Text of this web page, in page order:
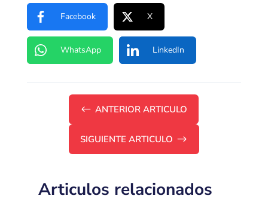
Facebook X
WhatsApp LinkedIn
# ANTERIOR ARTICULO
SIGUIENTE ARTICULO $
Articulos relacionados